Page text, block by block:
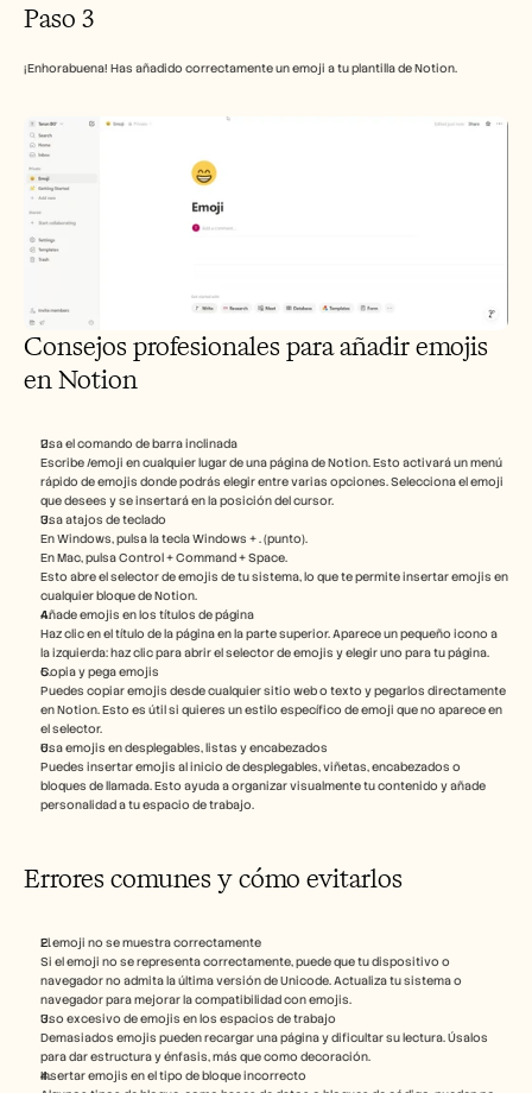
Paso 3
¡Enhorabuena! Has añadido correctamente un emoji a tu plantilla de Notion.
Consejos profesionales para añadir emojis
en Notion
Usa el comando de barra inclinada
Escribe /emoji en cualquier lugar de una página de Notion. Esto activará un menú
rápido de emojis donde podrás elegir entre varias opciones. Selecciona el emoji
que desees y se insertará en la posición del cursor.
Usa atajos de teclado
En Windows, pulsa la tecla Windows + . (punto).
En Mac, pulsa Control + Command + Space.
Esto abre el selector de emojis de tu sistema, lo que te permite insertar emojis en
cualquier bloque de Notion.
Añade emojis en los títulos de página
Haz clic en el título de la página en la parte superior. Aparece un pequeño icono a
la izquierda: haz clic para abrir el selector de emojis y elegir uno para tu página.
Copia y pega emojis
Puedes copiar emojis desde cualquier sitio web o texto y pegarlos directamente
en Notion. Esto es útil si quieres un estilo específico de emoji que no aparece en
el selector.
Usa emojis en desplegables, listas y encabezados
Puedes insertar emojis al inicio de desplegables, viñetas, encabezados o
bloques de llamada. Esto ayuda a organizar visualmente tu contenido y añade
personalidad a tu espacio de trabajo.
Errores comunes y cómo evitarlos
El emoji no se muestra correctamente
Si el emoji no se representa correctamente, puede que tu dispositivo o
navegador no admita la última versión de Unicode. Actualiza tu sistema o
navegador para mejorar la compatibilidad con emojis.
Uso excesivo de emojis en los espacios de trabajo
Demasiados emojis pueden recargar una página y dificultar su lectura. Úsalos
para dar estructura y énfasis, más que como decoración.
Insertar emojis en el tipo de bloque incorrecto